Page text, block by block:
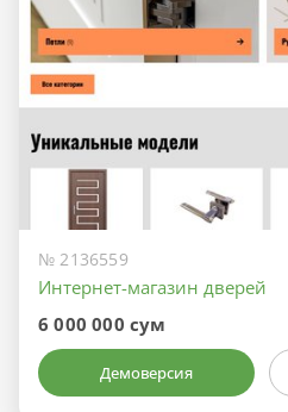
№ 2136559
Интернет-магазин дверей
6 000 000 сум
Демоверсия